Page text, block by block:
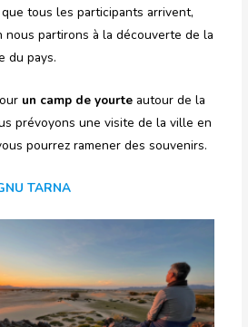
tous les participants arrivent,
nous partirons à la découverte de la
du pays.
un camp de yourte autour de la
prévoyons une visite de la ville en
pourrez ramener des souvenirs.
TARNA